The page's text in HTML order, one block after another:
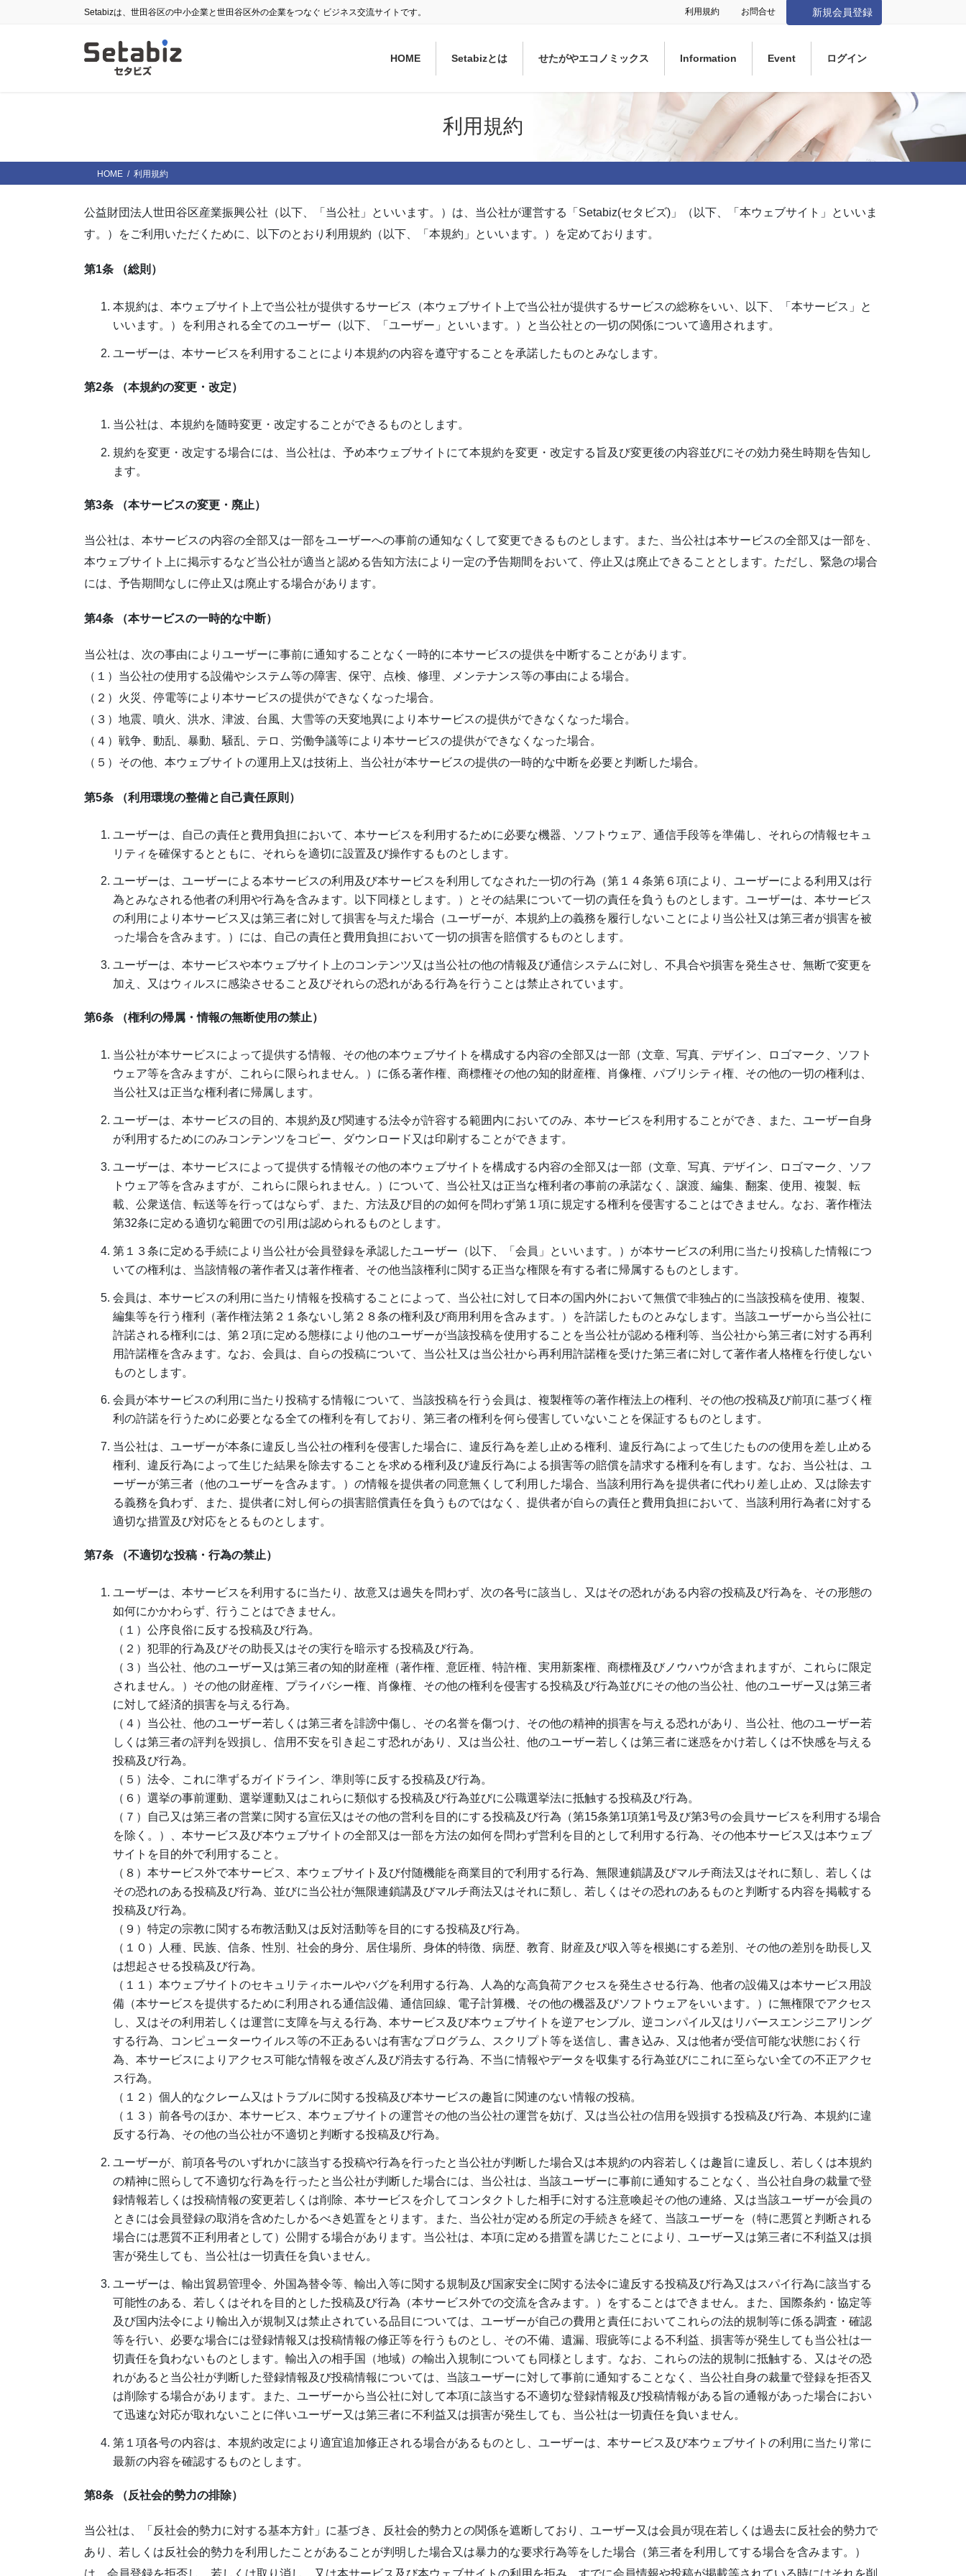
動
Setabizは、世田谷区の中小企業と世田谷区外の企業をつなぐ ビジネス交流サイトです。 利用規約 お問合せ 新規会員登録
HOME Setabizとは せたがやエコノミックス Information Event ログイン
利用規約
HOME 利用規約
公益財団法人世田谷区産業振興公社（以下、「当公社」といいます。）は、当公社が運営する「Setabiz(セタビズ)」（以下、「本ウェブサイト」といいま
す。）をご利用いただくために、以下のとおり利用規約（以下、「本規約」といいます。）を定めております。
第1条 （総則）
本規約は、本ウェブサイト上で当公社が提供するサービス（本ウェブサイト上で当公社が提供するサービスの総称をいい、以下、「本サービス」と
いいます。）を利用される全てのユーザー（以下、「ユーザー」といいます。）と当公社との一切の関係について適用されます。
ユーザーは、本サービスを利用することにより本規約の内容を遵守することを承諾したものとみなします。
第2条 （本規約の変更・改定）
当公社は、本規約を随時変更・改定することができるものとします。
規約を変更・改定する場合には、当公社は、予め本ウェブサイトにて本規約を変更・改定する旨及び変更後の内容並びにその効力発生時期を告知し
ます。
第3条 （本サービスの変更・廃止）
当公社は、本サービスの内容の全部又は一部をユーザーへの事前の通知なくして変更できるものとします。また、当公社は本サービスの全部又は一部を、
本ウェブサイト上に掲示するなど当公社が適当と認める告知方法により一定の予告期間をおいて、停止又は廃止できることとします。ただし、緊急の場合
には、予告期間なしに停止又は廃止する場合があります。
第4条 （本サービスの一時的な中断）
当公社は、次の事由によりユーザーに事前に通知することなく一時的に本サービスの提供を中断することがあります。
（１）当公社の使用する設備やシステム等の障害、保守、点検、修理、メンテナンス等の事由による場合。
（２）火災、停電等により本サービスの提供ができなくなった場合。
（３）地震、噴火、洪水、津波、台風、大雪等の天変地異により本サービスの提供ができなくなった場合。
（４）戦争、動乱、暴動、騒乱、テロ、労働争議等により本サービスの提供ができなくなった場合。
（５）その他、本ウェブサイトの運用上又は技術上、当公社が本サービスの提供の一時的な中断を必要と判断した場合。
第5条 （利用環境の整備と自己責任原則）
ユーザーは、自己の責任と費用負担において、本サービスを利用するために必要な機器、ソフトウェア、通信手段等を準備し、それらの情報セキュ
リティを確保するとともに、それらを適切に設置及び操作するものとします。
ユーザーは、ユーザーによる本サービスの利用及び本サービスを利用してなされた一切の行為（第１４条第６項により、ユーザーによる利用又は行
為とみなされる他者の利用や行為を含みます。以下同様とします。）とその結果について一切の責任を負うものとします。ユーザーは、本サービス
の利用により本サービス又は第三者に対して損害を与えた場合（ユーザーが、本規約上の義務を履行しないことにより当公社又は第三者が損害を被
った場合を含みます。）には、自己の責任と費用負担において一切の損害を賠償するものとします。
ユーザーは、本サービスや本ウェブサイト上のコンテンツ又は当公社の他の情報及び通信システムに対し、不具合や損害を発生させ、無断で変更を
加え、又はウィルスに感染させること及びそれらの恐れがある行為を行うことは禁止されています。
第6条 （権利の帰属・情報の無断使用の禁止）
当公社が本サービスによって提供する情報、その他の本ウェブサイトを構成する内容の全部又は一部（文章、写真、デザイン、ロゴマーク、ソフト
ウェア等を含みますが、これらに限られません。）に係る著作権、商標権その他の知的財産権、肖像権、パブリシティ権、その他の一切の権利は、
当公社又は正当な権利者に帰属します。
ユーザーは、本サービスの目的、本規約及び関連する法令が許容する範囲内においてのみ、本サービスを利用することができ、また、ユーザー自身
が利用するためにのみコンテンツをコピー、ダウンロード又は印刷することができます。
ユーザーは、本サービスによって提供する情報その他の本ウェブサイトを構成する内容の全部又は一部（文章、写真、デザイン、ロゴマーク、ソフ
トウェア等を含みますが、これらに限られません。）について、当公社又は正当な権利者の事前の承諾なく、譲渡、編集、翻案、使用、複製、転
載、公衆送信、転送等を行ってはならず、また、方法及び目的の如何を問わず第１項に規定する権利を侵害することはできません。なお、著作権法
第32条に定める適切な範囲での引用は認められるものとします。
第１３条に定める手続により当公社が会員登録を承認したユーザー（以下、「会員」といいます。）が本サービスの利用に当たり投稿した情報につ
いての権利は、当該情報の著作者又は著作権者、その他当該権利に関する正当な権限を有する者に帰属するものとします。
会員は、本サービスの利用に当たり情報を投稿することによって、当公社に対して日本の国内外において無償で非独占的に当該投稿を使用、複製、
編集等を行う権利（著作権法第２１条ないし第２８条の権利及び商用利用を含みます。）を許諾したものとみなします。当該ユーザーから当公社に
許諾される権利には、第２項に定める態様により他のユーザーが当該投稿を使用することを当公社が認める権利等、当公社から第三者に対する再利
用許諾権を含みます。なお、会員は、自らの投稿について、当公社又は当公社から再利用許諾権を受けた第三者に対して著作者人格権を行使しない
ものとします。
会員が本サービスの利用に当たり投稿する情報について、当該投稿を行う会員は、複製権等の著作権法上の権利、その他の投稿及び前項に基づく権
利の許諾を行うために必要となる全ての権利を有しており、第三者の権利を何ら侵害していないことを保証するものとします。
当公社は、ユーザーが本条に違反し当公社の権利を侵害した場合に、違反行為を差し止める権利、違反行為によって生じたものの使用を差し止める
権利、違反行為によって生じた結果を除去することを求める権利及び違反行為による損害等の賠償を請求する権利を有します。なお、当公社は、ユ
ーザーが第三者（他のユーザーを含みます。）の情報を提供者の同意無くして利用した場合、当該利用行為を提供者に代わり差し止め、又は除去す
る義務を負わず、また、提供者に対し何らの損害賠償責任を負うものではなく、提供者が自らの責任と費用負担において、当該利用行為者に対する
適切な措置及び対応をとるものとします。
第7条 （不適切な投稿・行為の禁止）
ユーザーは、本サービスを利用するに当たり、故意又は過失を問わず、次の各号に該当し、又はその恐れがある内容の投稿及び行為を、その形態の
如何にかかわらず、行うことはできません。
（１）公序良俗に反する投稿及び行為。
（２）犯罪的行為及びその助長又はその実行を暗示する投稿及び行為。
（３）当公社、他のユーザー又は第三者の知的財産権（著作権、意匠権、特許権、実用新案権、商標権及びノウハウが含まれますが、これらに限定
されません。）その他の財産権、プライバシー権、肖像権、その他の権利を侵害する投稿及び行為並びにその他の当公社、他のユーザー又は第三者
に対して経済的損害を与える行為。
（４）当公社、他のユーザー若しくは第三者を誹謗中傷し、その名誉を傷つけ、その他の精神的損害を与える恐れがあり、当公社、他のユーザー若
しくは第三者の評判を毀損し、信用不安を引き起こす恐れがあり、又は当公社、他のユーザー若しくは第三者に迷惑をかけ若しくは不快感を与える
投稿及び行為。
（５）法令、これに準ずるガイドライン、準則等に反する投稿及び行為。
（６）選挙の事前運動、選挙運動又はこれらに類似する投稿及び行為並びに公職選挙法に抵触する投稿及び行為。
（７）自己又は第三者の営業に関する宣伝又はその他の営利を目的にする投稿及び行為（第15条第1項第1号及び第3号の会員サービスを利用する場合
を除く。）、本サービス及び本ウェブサイトの全部又は一部を方法の如何を問わず営利を目的として利用する行為、その他本サービス又は本ウェブ
サイトを目的外で利用すること。
（８）本サービス外で本サービス、本ウェブサイト及び付随機能を商業目的で利用する行為、無限連鎖講及びマルチ商法又はそれに類し、若しくは
その恐れのある投稿及び行為、並びに当公社が無限連鎖講及びマルチ商法又はそれに類し、若しくはその恐れのあるものと判断する内容を掲載する
投稿及び行為。
（９）特定の宗教に関する布教活動又は反対活動等を目的にする投稿及び行為。
（１０）人種、民族、信条、性別、社会的身分、居住場所、身体的特徴、病歴、教育、財産及び収入等を根拠にする差別、その他の差別を助長し又
は想起させる投稿及び行為。
（１１）本ウェブサイトのセキュリティホールやバグを利用する行為、人為的な高負荷アクセスを発生させる行為、他者の設備又は本サービス用設
備（本サービスを提供するために利用される通信設備、通信回線、電子計算機、その他の機器及びソフトウェアをいいます。）に無権限でアクセス
し、又はその利用若しくは運営に支障を与える行為、本サービス及び本ウェブサイトを逆アセンブル、逆コンパイル又はリバースエンジニアリング
する行為、コンピューターウイルス等の不正あるいは有害なプログラム、スクリプト等を送信し、書き込み、又は他者が受信可能な状態におく行
為、本サービスによりアクセス可能な情報を改ざん及び消去する行為、不当に情報やデータを収集する行為並びにこれに至らない全ての不正アクセ
ス行為。
（１２）個人的なクレーム又はトラブルに関する投稿及び本サービスの趣旨に関連のない情報の投稿。
（１３）前各号のほか、本サービス、本ウェブサイトの運営その他の当公社の運営を妨げ、又は当公社の信用を毀損する投稿及び行為、本規約に違
反する行為、その他の当公社が不適切と判断する投稿及び行為。
ユーザーが、前項各号のいずれかに該当する投稿や行為を行ったと当公社が判断した場合又は本規約の内容若しくは趣旨に違反し、若しくは本規約
の精神に照らして不適切な行為を行ったと当公社が判断した場合には、当公社は、当該ユーザーに事前に通知することなく、当公社自身の裁量で登
録情報若しくは投稿情報の変更若しくは削除、本サービスを介してコンタクトした相手に対する注意喚起その他の連絡、又は当該ユーザーが会員の
ときには会員登録の取消を含めたしかるべき処置をとります。また、当公社が定める所定の手続きを経て、当該ユーザーを（特に悪質と判断される
場合には悪質不正利用者として）公開する場合があります。当公社は、本項に定める措置を講じたことにより、ユーザー又は第三者に不利益又は損
害が発生しても、当公社は一切責任を負いません。
ユーザーは、輸出貿易管理令、外国為替令等、輸出入等に関する規制及び国家安全に関する法令に違反する投稿及び行為又はスパイ行為に該当する
可能性のある、若しくはそれを目的とした投稿及び行為（本サービス外での交流を含みます。）をすることはできません。また、国際条約・協定等
及び国内法令により輸出入が規制又は禁止されている品目については、ユーザーが自己の費用と責任においてこれらの法的規制等に係る調査・確認
等を行い、必要な場合には登録情報又は投稿情報の修正等を行うものとし、その不備、遺漏、瑕疵等による不利益、損害等が発生しても当公社は一
切責任を負わないものとします。輸出入の相手国（地域）の輸出入規制についても同様とします。なお、これらの法的規制に抵触する、又はその恐
れがあると当公社が判断した登録情報及び投稿情報については、当該ユーザーに対して事前に通知することなく、当公社自身の裁量で登録を拒否又
は削除する場合があります。また、ユーザーから当公社に対して本項に該当する不適切な登録情報及び投稿情報がある旨の通報があった場合におい
て迅速な対応が取れないことに伴いユーザー又は第三者に不利益又は損害が発生しても、当公社は一切責任を負いません。
第１項各号の内容は、本規約改定により適宜追加修正される場合があるものとし、ユーザーは、本サービス及び本ウェブサイトの利用に当たり常に
最新の内容を確認するものとします。
第8条 （反社会的勢力の排除）
当公社は、「反社会的勢力に対する基本方針」に基づき、反社会的勢力との関係を遮断しており、ユーザー又は会員が現在若しくは過去に反社会的勢力で
あり、若しくは反社会的勢力を利用したことがあることが判明した場合又は暴力的な要求行為等をした場合（第三者を利用してする場合を含みます。）